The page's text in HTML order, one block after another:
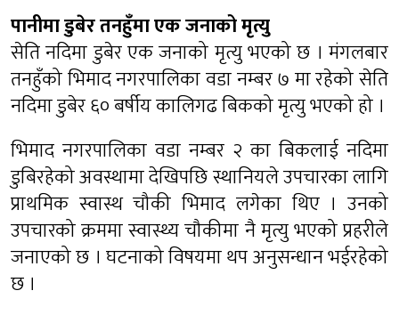
पानीमा डुबेर तनहुँमा एक जनाको मृत्यु
सेति नदिमा डुबेर एक जनाको मृत्यु भएको छ । मंगलबार
तनहुँको भिमाद नगरपालिका वडा नम्बर ७ मा रहेको सेति
नदिमा डुबेर ६० बर्षीय कालिगढ बिकको मृत्यु भएको हो ।
भिमाद नगरपालिका वडा नम्बर २ का बिकलाई नदिमा
डुबिरहेको अवस्थामा देखिपछि स्थानियले उपचारका लागि
प्राथमिक स्वास्थ चौकी भिमाद लगेका थिए । उनको
उपचारको क्रममा स्वास्थ्य चौकीमा नै मृत्यु भएको प्रहरीले
जनाएको छ । घटनाको विषयमा थप अनुसन्धान भईरहेको
छ ।